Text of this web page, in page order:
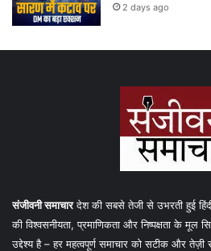
2 days ago
संजीवनी समाचारदेश की सबसे तेजी से उभरती हुई
की विश्वसनीयता, प्रमाणिकता और निष्पक्षता के मूल
उद्देश्य है – हर महत्वपूर्ण समाचार को सटीक और तेज़ी